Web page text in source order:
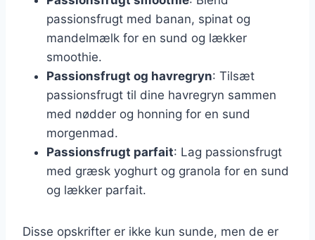
passionsfrugt med banan, spinat og
mandelmælk for en sund og lækker
smoothie.
Passionsfrugt og havregryn: Tilsæt
passionsfrugt til dine havregryn sammen
med nødder og honning for en sund
morgenmad.
Passionsfrugt parfait: Lag passionsfrugt
med græsk yoghurt og granola for en sund
og lækker parfait.
Disse opskrifter er ikke kun sunde, men de er